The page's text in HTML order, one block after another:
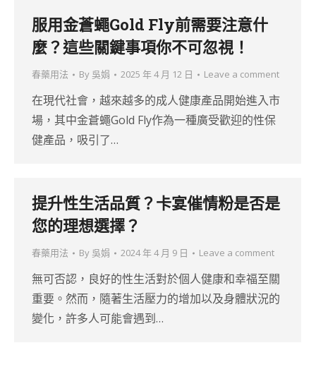
服用金蒼蠅Gold Fly前需要注意什
麼？這些關鍵事項你不可忽視！
春藥用法 By 吳娟 2025 年 4 月 12 日 Leave a comment
在現代社會，越來越多的成人健康產品開始進入市
場，其中金蒼蠅Gold Fly作為一種廣受歡迎的性保
健產品，吸引了…
提升性生活品質？卡宴催情粉是否是
您的理想選擇？
春藥用法 By 吳娟 2024 年 4 月 9 日 Leave a comment
無可否認，良好的性生活對於個人健康和幸福至關
重要。然而，隨著生活壓力的增加以及身體狀況的
變化，許多人可能會遇到…